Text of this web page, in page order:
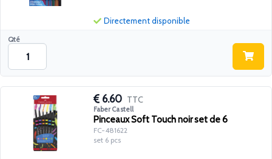
Qté
Directement disponible
6.60 TTC
Faber Castell
Pinceaux Soft Touch noir set de 6
FC-481622
set 6 pcs